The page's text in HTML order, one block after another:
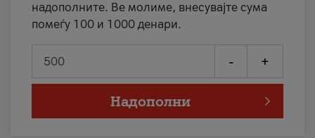
надополните. Ве молиме, внесувајте сума
помеѓу 100 и 1000 денари.
- +
Надополни